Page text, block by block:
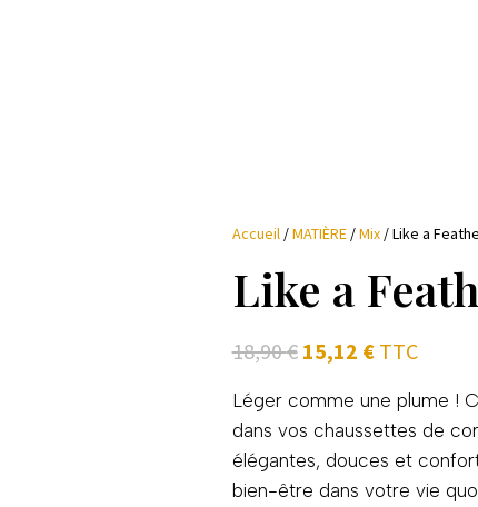
Accueil /MATIÈRE/Mix/ Like a
Like a
18,90€ Le
initial
était :
18,90 €.
15,12 €Le
actuel
est :
15,12 €.
TTC
Léger comme une plume !
dans vos chaussettes de
élégantes, douces et
bien-être dans votre vie